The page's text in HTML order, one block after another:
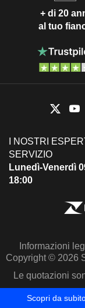
+ di 20
al tuo
I NOSTRI
SERVIZIO
Lunedì-Venerdì
18:00
Informazioni
Copyright © 2026
Le quotazioni
Scopri da